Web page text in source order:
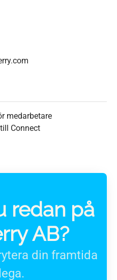
medarbetare
Connect
redan på
AB?
din framtida